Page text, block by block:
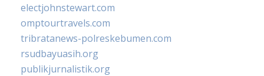
electjohnstewart.com
omptourtravels.com
tribratanews-polreskebumen.com
rsudbayuasih.org
publikjurnalistik.org